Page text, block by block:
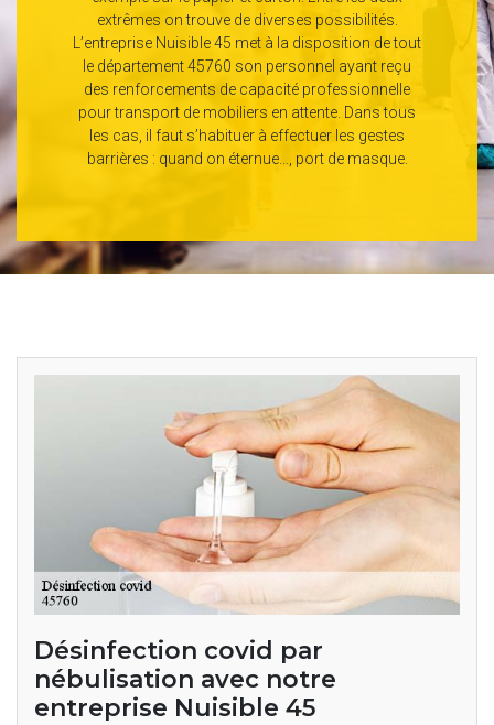
extrêmes on trouve de diverses possibilités.
L’entreprise Nuisible 45 met à la disposition de tout
le département 45760 son personnel ayant reçu
des renforcements de capacité professionnelle
pour transport de mobiliers en attente. Dans tous
les cas, il faut s’habituer à effectuer les gestes
barrières : quand on éternue…, port de masque.
Désinfection covid par
nébulisation avec notre
entreprise Nuisible 45